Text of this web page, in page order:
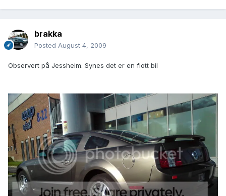
brakka
Posted August 4, 2009
Observert på Jessheim. Synes det er en flott bil